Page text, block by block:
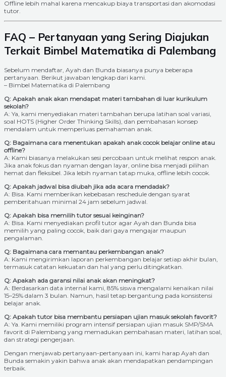
Offline lebih mahal karena mencakup biaya transportasi dan akomodasi
tutor.
FAQ – Pertanyaan yang Sering Diajukan
Terkait Bimbel Matematika di Palembang
Sebelum mendaftar, Ayah dan Bunda biasanya punya beberapa
pertanyaan. Berikut jawaban lengkap dari kami.
– Bimbel Matematika di Palembang
Q: Apakah anak akan mendapat materi tambahan di luar kurikulum
sekolah?
A: Ya, kami menyediakan materi tambahan berupa latihan soal variasi,
soal HOTS (Higher Order Thinking Skills), dan pembahasan konsep
mendalam untuk memperluas pemahaman anak.
Q: Bagaimana cara menentukan apakah anak cocok belajar online atau
offline?
A: Kami biasanya melakukan sesi percobaan untuk melihat respon anak.
Jika anak fokus dan nyaman dengan layar, online bisa menjadi pilihan
hemat dan fleksibel. Jika lebih nyaman tatap muka, offline lebih cocok.
Q: Apakah jadwal bisa diubah jika ada acara mendadak?
A: Bisa. Kami memberikan kebebasan reschedule dengan syarat
pemberitahuan minimal 24 jam sebelum jadwal.
Q: Apakah bisa memilih tutor sesuai keinginan?
A: Bisa. Kami menyediakan profil tutor agar Ayah dan Bunda bisa
memilih yang paling cocok, baik dari gaya mengajar maupun
pengalaman.
Q: Bagaimana cara memantau perkembangan anak?
A: Kami mengirimkan laporan perkembangan belajar setiap akhir bulan,
termasuk catatan kekuatan dan hal yang perlu ditingkatkan.
Q: Apakah ada garansi nilai anak akan meningkat?
A: Berdasarkan data internal kami, 85% siswa mengalami kenaikan nilai
15–25% dalam 3 bulan. Namun, hasil tetap bergantung pada konsistensi
belajar anak.
Q: Apakah tutor bisa membantu persiapan ujian masuk sekolah favorit?
A: Ya. Kami memiliki program intensif persiapan ujian masuk SMP/SMA
favorit di Palembang yang memadukan pembahasan materi, latihan soal,
dan strategi pengerjaan.
Dengan menjawab pertanyaan-pertanyaan ini, kami harap Ayah dan
Bunda semakin yakin bahwa anak akan mendapatkan pendampingan
terbaik.